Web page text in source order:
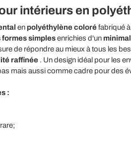
intérieurs en
en polyéthylène coloréfabriqué à
formes simplesenrichies d'un
de répondre au mieux à tous les
raffinée. Un design idéal pour les
mais aussi comme cadre pour des
: